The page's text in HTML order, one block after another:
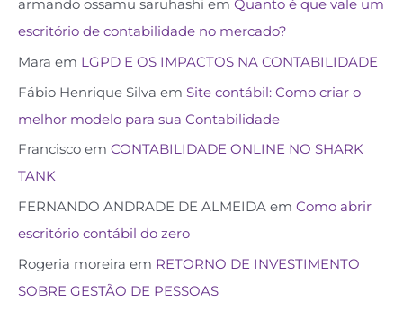
armando ossamu saruhashi em Quanto é que vale um
escritório de contabilidade no mercado?
Mara em LGPD E OS IMPACTOS NA CONTABILIDADE
Fábio Henrique Silva em Site contábil: Como criar o
melhor modelo para sua Contabilidade
Francisco em CONTABILIDADE ONLINE NO SHARK
TANK
FERNANDO ANDRADE DE ALMEIDA em Como abrir
escritório contábil do zero
Rogeria moreira em RETORNO DE INVESTIMENTO
SOBRE GESTÃO DE PESSOAS